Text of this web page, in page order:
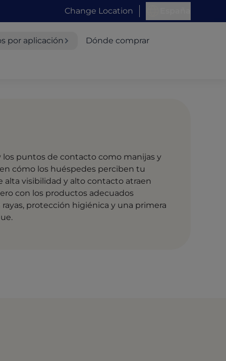
Change Location
por aplicación Dónde comprar
los puntos de contacto como manijas y
cómo los huéspedes perciben tu
alta visibilidad y alto contacto atraen
con los productos adecuados
protección higiénica y una primera